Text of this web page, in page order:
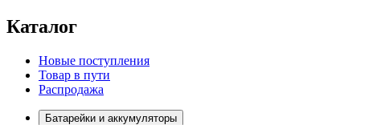
Каталог
Новые поступления
Товар в пути
Распродажа
Батарейки и аккумуляторы